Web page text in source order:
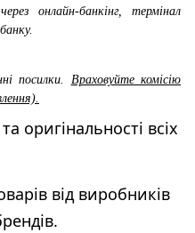
онлайн-банкінг, термінал
посилки. Враховуйте комісію
оригінальності всіх
від виробників